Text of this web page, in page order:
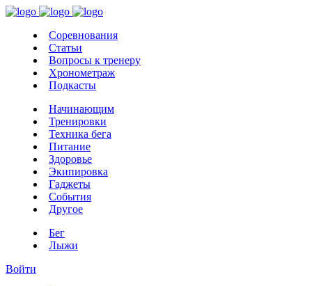
Соревнования
Статьи
Вопросы к тренеру
Хронометраж
Подкасты
Начинающим
Тренировки
Техника бега
Питание
Здоровье
Экипировка
Гаджеты
События
Другое
Бег
Лыжи
Войти